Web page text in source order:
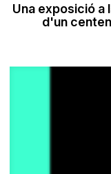
Una exposició a
d'un